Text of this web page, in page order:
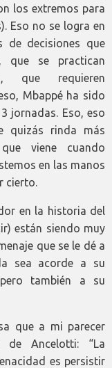
los extremos para
Eso no se logra en
de decisiones que
que se practican
que requieren
Mbappé ha sido
jornadas. Eso, eso
quizás rinda más
viene cuando
en las manos
cierto.
en la historia del
están siendo muy
que se le dé a
sea acorde a su
también a su
que a mi parecer
de Ancelotti: “La
es persistir